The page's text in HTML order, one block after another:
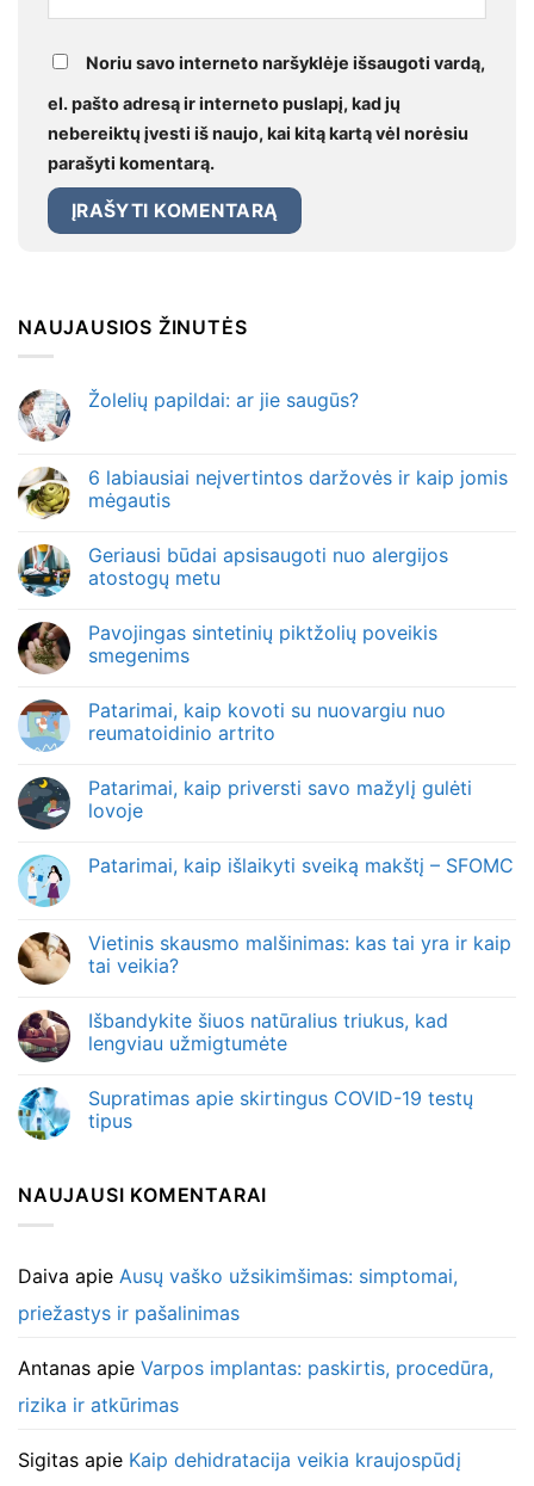
Noriu savo interneto naršyklėje išsaugoti vardą,
el. pašto adresą ir interneto puslapį, kad jų
nebereiktų įvesti iš naujo, kai kitą kartą vėl norėsiu
parašyti komentarą.
NAUJAUSIOS ŽINUTĖS
Žolelių papildai: ar jie saugūs?
6 labiausiai neįvertintos daržovės ir kaip jomis
mėgautis
Geriausi būdai apsisaugoti nuo alergijos
atostogų metu
Pavojingas sintetinių piktžolių poveikis
smegenims
Patarimai, kaip kovoti su nuovargiu nuo
reumatoidinio artrito
Patarimai, kaip priversti savo mažylį gulėti
lovoje
Patarimai, kaip išlaikyti sveiką makštį – SFOMC
Vietinis skausmo malšinimas: kas tai yra ir kaip
tai veikia?
Išbandykite šiuos natūralius triukus, kad
lengviau užmigtumėte
Supratimas apie skirtingus COVID-19 testų
tipus
NAUJAUSI KOMENTARAI
Daiva apie Ausų vaško užsikimšimas: simptomai,
priežastys ir pašalinimas
Antanas apie Varpos implantas: paskirtis, procedūra,
rizika ir atkūrimas
Sigitas apie Kaip dehidratacija veikia kraujospūdį